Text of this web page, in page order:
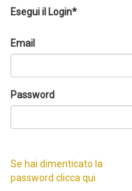
Esegui il Login*
Email
Password
Se hai dimenticato la
password clicca qui